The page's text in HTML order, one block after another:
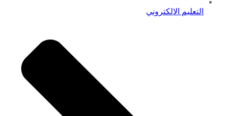
التعليم الالكتروني